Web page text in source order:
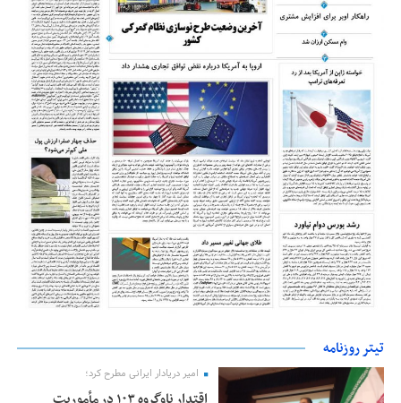
تیتر روزنامه
امیر دریادار ایرانی مطرح کرد؛